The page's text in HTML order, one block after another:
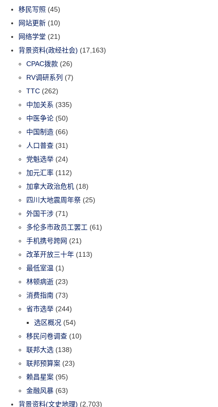
移民写照 (45)
网站更新 (10)
网络学堂 (21)
背景资料(政经社会) (17,163)
CPAC拨款 (26)
RV调研系列 (7)
TTC (262)
中加关系 (335)
中医争论 (50)
中国制造 (66)
人口普查 (31)
党魁选举 (24)
加元汇率 (112)
加拿大政治危机 (18)
四川大地震周年祭 (25)
外国干涉 (71)
多伦多市政员工罢工 (61)
手机携号跨网 (21)
改革开放三十年 (113)
最低室温 (1)
林顿病逝 (23)
消费指南 (73)
省市选举 (244)
选区概况 (54)
移民问卷调查 (10)
联邦大选 (138)
联邦预算案 (23)
赖昌星案 (95)
金融风暴 (63)
背景资料(文史地理) (2,703)